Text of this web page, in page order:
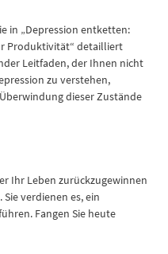
in „Depression entketten:
Produktivität“ detailliert
Leitfaden, der Ihnen nicht
zu verstehen,
dieser Zustände
Ihr Leben zurückzugewinnen
verdienen es, ein
Fangen Sie heute